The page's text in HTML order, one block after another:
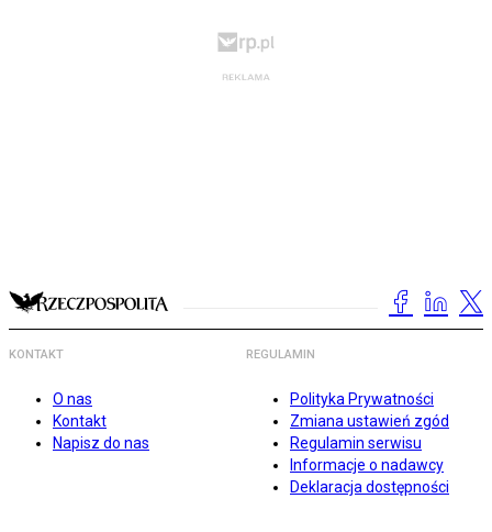
KONTAKT
O nas
Kontakt
Napisz do nas
REGULAMIN
Polityka Prywatności
Zmiana ustawień zgód
Regulamin serwisu
Informacje o nadawcy
Deklaracja dostępności